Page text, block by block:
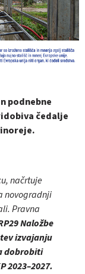
podnebne
čedalje
načrtuje
novogradnji
Pravna
Naložbe
izvajanju
dobrobiti
2023–2027.